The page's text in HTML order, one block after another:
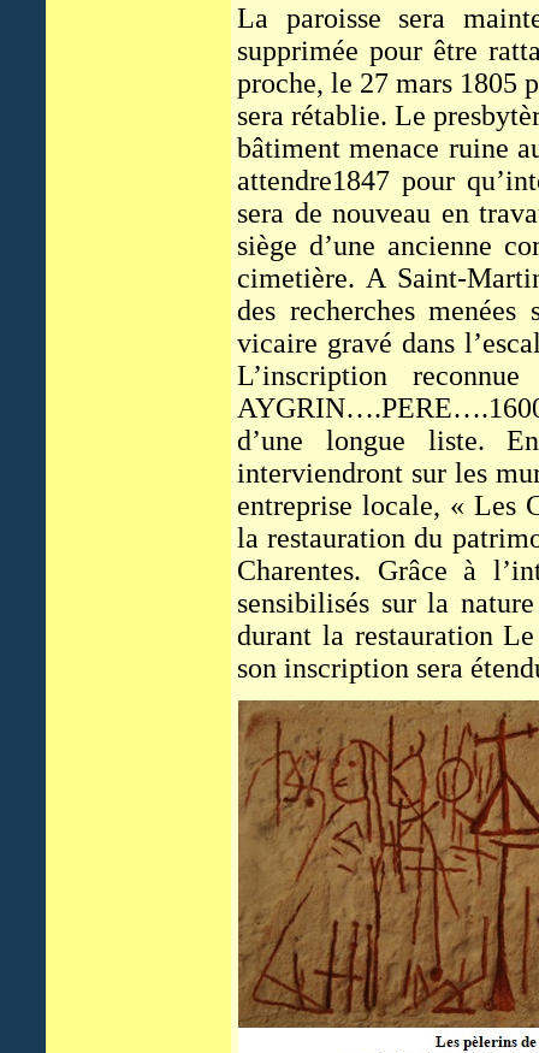
La paroisse sera
supprimée pour être
proche, le 27 mars 1805
sera rétablie. Le
bâtiment menace ruine
attendre1847 pour
sera de nouveau en
siège d’une ancienne
cimetière. A Saint-
des recherches
vicaire gravé dans
L’inscription
d’une longue liste.
interviendront sur les
entreprise locale, « Les
la restauration du
Charentes. Grâce à
sensibilisés sur la
durant la restauration
son inscription sera